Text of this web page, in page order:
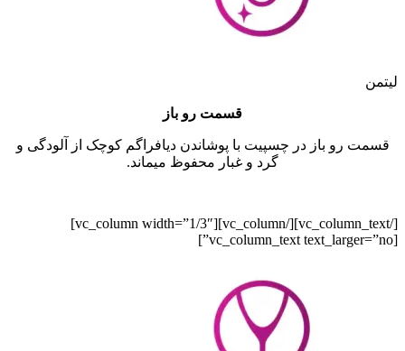
لیتمن
قسمت رو باز
قسمت رو باز در چسپیت با پوشاندن دیافراگم کوچک از آلودگی و
گرد و غبار محفوظ میماند.
[/vc_column_text][/vc_column][vc_column width=”1/3″]
[vc_column_text text_larger=”no”]